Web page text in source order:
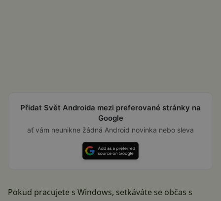
Přidat Svět Androida mezi preferované stránky na
Google
ať vám neunikne žádná Android novinka nebo sleva
Pokud pracujete s Windows, setkáváte se občas s